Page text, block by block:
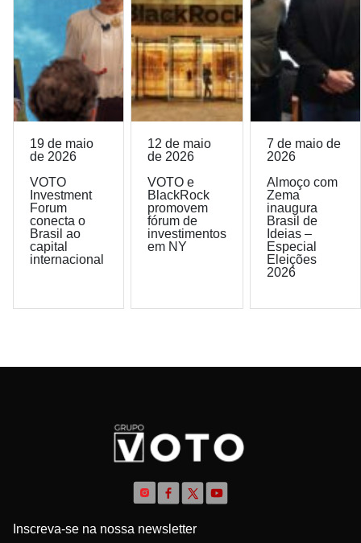
19 de maio
de 2026
VOTO
Investment
Forum
conecta o
Brasil ao
capital
internacional
12 de maio
de 2026
VOTO e
BlackRock
promovem
fórum de
investimentos
em NY
7 de maio de
2026
Almoço com
Zema
inaugura
Brasil de
Ideias –
Especial
Eleições
2026
Inscreva-se na nossa newsletter